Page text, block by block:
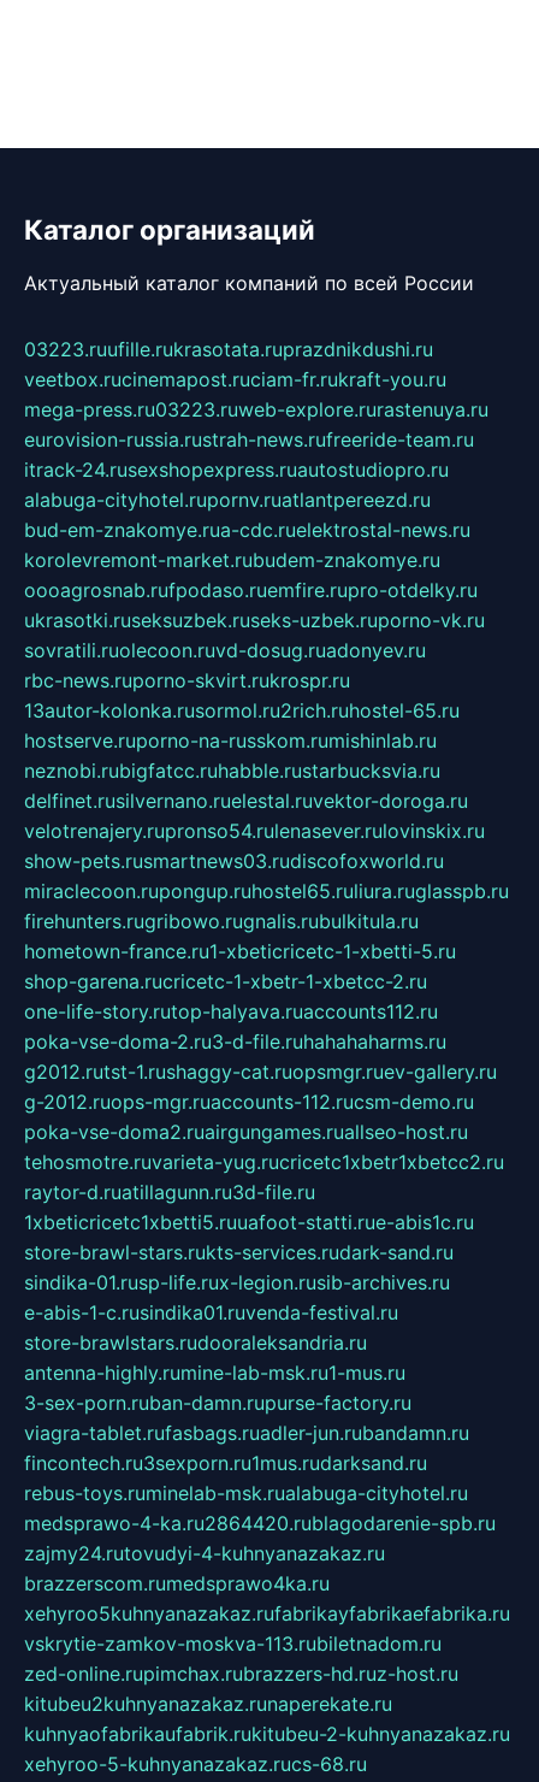
Каталог организаций
Актуальный каталог компаний по всей России
03223.ruufille.rukrasotata.ruprazdnikdushi.ru
veetbox.rucinemapost.ruciam-fr.rukraft-you.ru
mega-press.ru03223.ruweb-explore.rurastenuya.ru
eurovision-russia.rustrah-news.rufreeride-team.ru
itrack-24.rusexshopexpress.ruautostudiopro.ru
alabuga-cityhotel.rupornv.ruatlantpereezd.ru
bud-em-znakomye.rua-cdc.ruelektrostal-news.ru
korolevremont-market.rubudem-znakomye.ru
oooagrosnab.rufpodaso.ruemfire.rupro-otdelky.ru
ukrasotki.ruseksuzbek.ruseks-uzbek.ruporno-vk.ru
sovratili.ruolecoon.ruvd-dosug.ruadonyev.ru
rbc-news.ruporno-skvirt.rukrospr.ru
13autor-kolonka.rusormol.ru2rich.ruhostel-65.ru
hostserve.ruporno-na-russkom.rumishinlab.ru
neznobi.rubigfatcc.ruhabble.rustarbucksvia.ru
delfinet.rusilvernano.ruelestal.ruvektor-doroga.ru
velotrenajery.rupronso54.rulenasever.rulovinskix.ru
show-pets.rusmartnews03.rudiscofoxworld.ru
miraclecoon.rupongup.ruhostel65.ruliura.ruglasspb.ru
firehunters.rugribowo.rugnalis.rubulkitula.ru
hometown-france.ru1-xbeticricetc-1-xbetti-5.ru
shop-garena.rucricetc-1-xbetr-1-xbetcc-2.ru
one-life-story.rutop-halyava.ruaccounts112.ru
poka-vse-doma-2.ru3-d-file.ruhahahaharms.ru
g2012.rutst-1.rushaggy-cat.ruopsmgr.ruev-gallery.ru
g-2012.ruops-mgr.ruaccounts-112.rucsm-demo.ru
poka-vse-doma2.ruairgungames.ruallseo-host.ru
tehosmotre.ruvarieta-yug.rucricetc1xbetr1xbetcc2.ru
raytor-d.ruatillagunn.ru3d-file.ru
1xbeticricetc1xbetti5.ruuafoot-statti.rue-abis1c.ru
store-brawl-stars.rukts-services.rudark-sand.ru
sindika-01.rusp-life.rux-legion.rusib-archives.ru
e-abis-1-c.rusindika01.ruvenda-festival.ru
store-brawlstars.rudooraleksandria.ru
antenna-highly.rumine-lab-msk.ru1-mus.ru
3-sex-porn.ruban-damn.rupurse-factory.ru
viagra-tablet.rufasbags.ruadler-jun.rubandamn.ru
fincontech.ru3sexporn.ru1mus.rudarksand.ru
rebus-toys.ruminelab-msk.rualabuga-cityhotel.ru
medsprawo-4-ka.ru2864420.rublagodarenie-spb.ru
zajmy24.rutovudyi-4-kuhnyanazakaz.ru
brazzerscom.rumedsprawo4ka.ru
xehyroo5kuhnyanazakaz.rufabrikayfabrikaefabrika.ru
vskrytie-zamkov-moskva-113.rubiletnadom.ru
zed-online.rupimchax.rubrazzers-hd.ruz-host.ru
kitubeu2kuhnyanazakaz.runaperekate.ru
kuhnyaofabrikaufabrik.rukitubeu-2-kuhnyanazakaz.ru
xehyroo-5-kuhnyanazakaz.rucs-68.ru